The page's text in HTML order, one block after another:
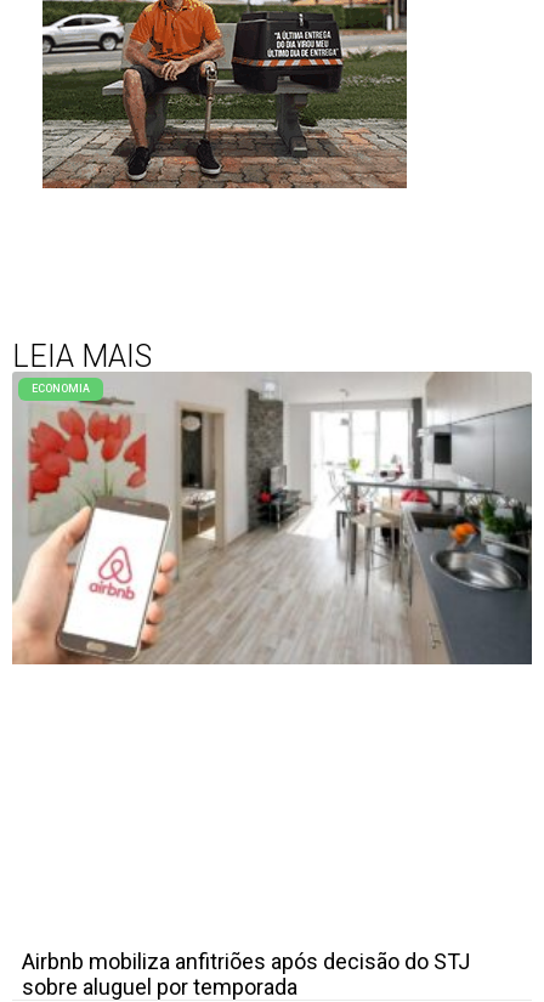
LEIA MAIS
ECONOMIA
Airbnb mobiliza anfitriões após decisão do STJ
sobre aluguel por temporada